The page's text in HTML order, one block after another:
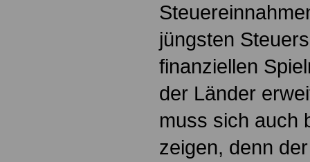
jüngsten
finanziellen
der Länder
muss sich auch
zeigen, denn